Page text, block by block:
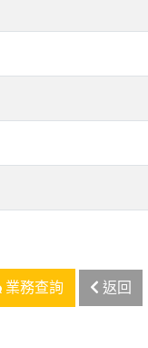
業務查詢 返回